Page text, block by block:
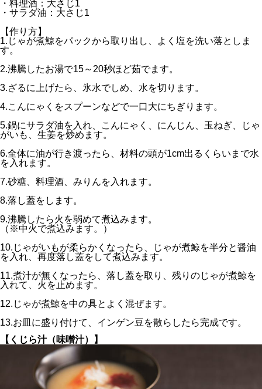
・料理酒：大さじ1
・サラダ油：大さじ1
【作り方】
1.じゃが煮鯨をパックから取り出し、よく塩を洗い落としま
す。
2.沸騰したお湯で15～20秒ほど茹でます。
3.ざるに上げたら、氷水でしめ、水を切ります。
4.こんにゃくをスプーンなどで一口大にちぎります。
5.鍋にサラダ油を入れ、こんにゃく、にんじん、玉ねぎ、じゃ
がいも、生姜を炒めます。
6.全体に油が行き渡ったら、材料の頭が1cm出るくらいまで水
を入れます。
7.砂糖、料理酒、みりんを入れます。
8.落し蓋をします。
9.沸騰したら火を弱めて煮込みます。
（※中火で煮込みます。）
10.じゃがいもが柔らかくなったら、じゃが煮鯨を半分と醤油
を入れ、再度落し蓋をして煮込みます。
11.煮汁が無くなったら、落し蓋を取り、残りのじゃが煮鯨を
入れて、火を止めます。
12.じゃが煮鯨を中の具とよく混ぜます。
13.お皿に盛り付けて、インゲン豆を散らしたら完成です。
【くじら汁（味噌汁）】